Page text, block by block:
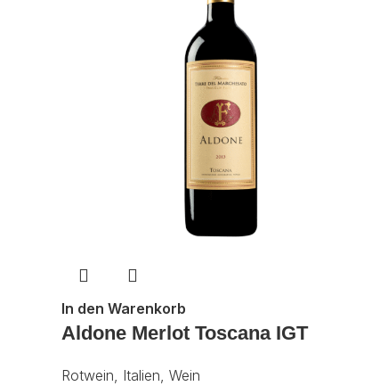
In den Warenkorb
Aldone Merlot Toscana IGT
Rotwein, Italien, Wein